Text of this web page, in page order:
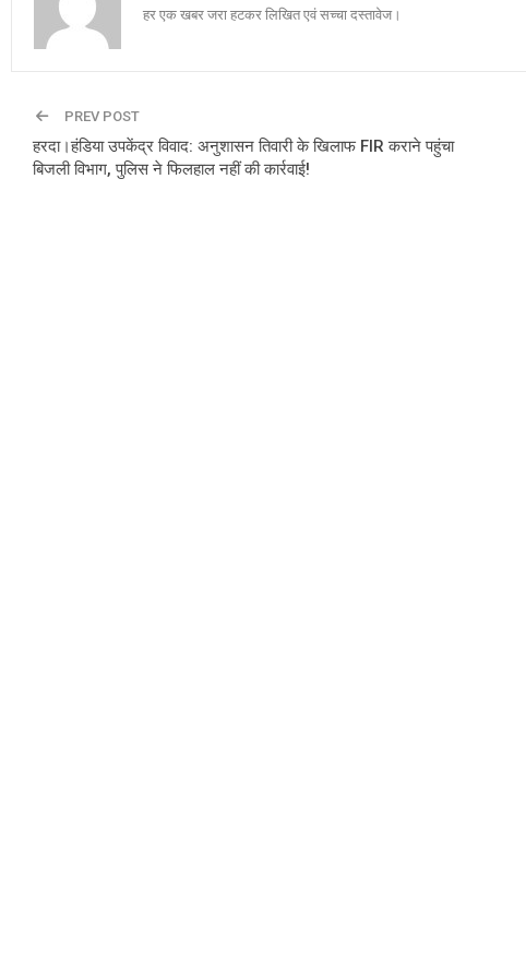
हर एक खबर जरा हटकर लिखित एवं सच्चा दस्तावेज।
PREV POST
हरदा।हंडिया उपकेंद्र विवाद: अनुशासन तिवारी के खिलाफ FIR कराने पहुंचा
बिजली विभाग, पुलिस ने फिलहाल नहीं की कार्रवाई!